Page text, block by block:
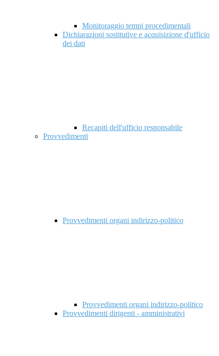
Monitoraggio tempi procedimentali
Dichiarazioni sostitutive e acquisizione d'ufficio
dei dati
Recapiti dell'ufficio responsabile
Provvedimenti
Provvedimenti organi indirizzo-politico
Provvedimenti organi indirizzo-politico
Provvedimenti dirigenti - amministrativi